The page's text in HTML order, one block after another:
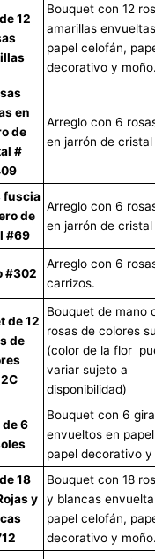
12
Bouquet con 12
amarillas
papel celofán,
decorativo y moño.
en
de
#
Arreglo con 6
en jarrón de
fuscia
de
#69
Arreglo con 6
en jarrón de
#302
Arreglo con 6
carrizos.
de 12
de
Bouquet de mano
rosas de colores
(color de la flor
variar sujeto a
disponibilidad)
de 6
Bouquet con 6
envueltos en
papel decorativo y
18
y
Bouquet con 18
y blancas
papel celofán,
decorativo y moño.